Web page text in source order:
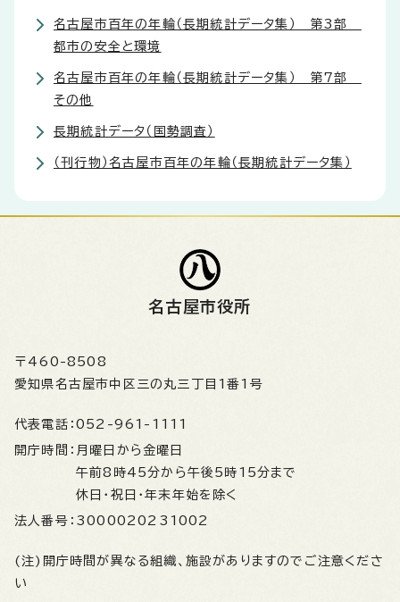
名古屋市百年の年輪（長期統計データ集） 第3部
都市の安全と環境
名古屋市百年の年輪（長期統計データ集） 第7部
その他
長期統計データ（国勢調査）
（刊行物）名古屋市百年の年輪（長期統計データ集）
名古屋市役所
〒460-8508
愛知県名古屋市中区三の丸三丁目1番1号
代表電話： 052-961-1111
開庁時間： 月曜日から金曜日
午前8時45分から午後5時15分まで
休日・祝日・年末年始を除く
法人番号： 3000020231002
(注)開庁時間が異なる組織、施設がありますのでご注意くださ
い